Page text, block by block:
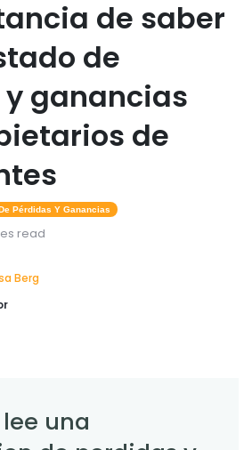
de saber
de
ganancias
de
Pérdidas Y Ganancias
read
Berg
una